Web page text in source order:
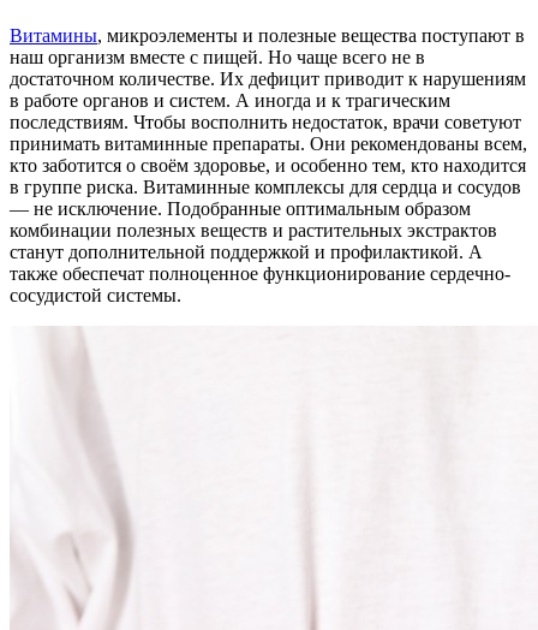
Витамины, микроэлементы и полезные вещества поступают в
наш организм вместе с пищей. Но чаще всего не в
достаточном количестве. Их дефицит приводит к нарушениям
в работе органов и систем. А иногда и к трагическим
последствиям. Чтобы восполнить недостаток, врачи советуют
принимать витаминные препараты. Они рекомендованы всем,
кто заботится о своём здоровье, и особенно тем, кто находится
в группе риска. Витаминные комплексы для сердца и сосудов
— не исключение. Подобранные оптимальным образом
комбинации полезных веществ и растительных экстрактов
станут дополнительной поддержкой и профилактикой. А
также обеспечат полноценное функционирование сердечно-
сосудистой системы.